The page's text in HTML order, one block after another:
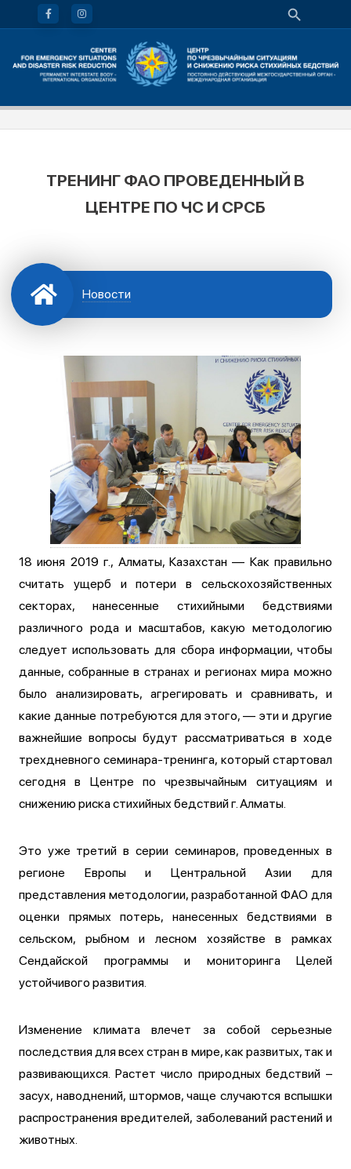
ТРЕНИНГ ФАО ПРОВЕДЕННЫЙ В
ЦЕНТРЕ ПО ЧС И СРСБ
Новости
18 июня 2019 г., Алматы, Казахстан — Как правильно
считать ущерб и потери в сельскохозяйственных
секторах, нанесенные стихийными бедствиями
различного рода и масштабов, какую методологию
следует использовать для сбора информации, чтобы
данные, собранные в странах и регионах мира можно
было анализировать, агрегировать и сравнивать, и
какие данные потребуются для этого, — эти и другие
важнейшие вопросы будут рассматриваться в ходе
трехдневного семинара-тренинга, который стартовал
сегодня в Центре по чрезвычайным ситуациям и
снижению риска стихийных бедствий г. Алматы.
Это уже третий в серии семинаров, проведенных в
регионе Европы и Центральной Азии для
представления методологии, разработанной ФАО для
оценки прямых потерь, нанесенных бедствиями в
сельском, рыбном и лесном хозяйстве в рамках
Сендайской программы и мониторинга Целей
устойчивого развития.
Изменение климата влечет за собой серьезные
последствия для всех стран в мире, как развитых, так и
развивающихся. Растет число природных бедствий –
засух, наводнений, штормов, чаще случаются вспышки
распространения вредителей, заболеваний растений и
животных.